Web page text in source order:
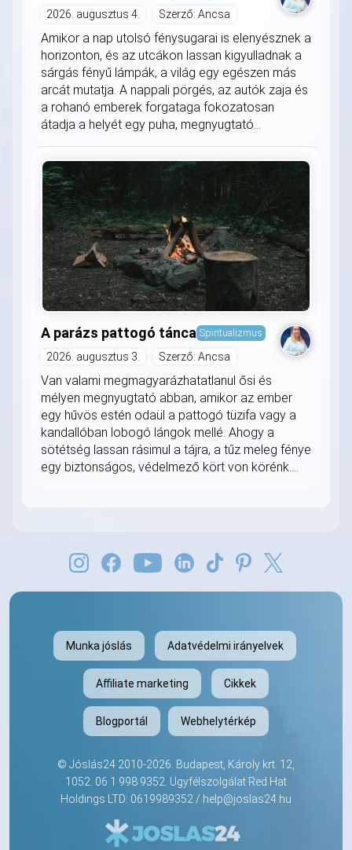
2026. augusztus 4. Szerző: Ancsa
Amikor a nap utolsó fénysugarai is elenyésznek a
horizonton, és az utcákon lassan kigyulladnak a
sárgás fényű lámpák, a világ egy egészen más
arcát mutatja. A nappali pörgés, az autók zaja és
a rohanó emberek forgataga fokozatosan
átadja a helyét egy puha, megnyugtató...
A parázs pattogó tánca Spiritualizmus
2026. augusztus 3. Szerző: Ancsa
Van valami megmagyarázhatatlanul ősi és
mélyen megnyugtató abban, amikor az ember
egy hűvös estén odaül a pattogó tüzifa vagy a
kandallóban lobogó lángok mellé. Ahogy a
sötétség lassan rásimul a tájra, a tűz meleg fénye
egy biztonságos, védelmező kört von körénk....
Munka jóslás Adatvédelmi irányelvek
Affiliate marketing Cikkek
Blogportál Webhelytérkép
© Jóslás24 2010-2026. Budapest, Károly krt. 12,
1052. 06 1 998 9352. Ügyfélszolgálat Red Hat
Holdings LTD: 0619989352 / help@joslas24.hu